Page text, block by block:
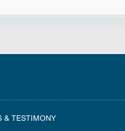
& TESTIMONY